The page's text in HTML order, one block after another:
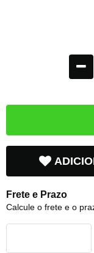
Frete e Prazo
Calcule o frete e o